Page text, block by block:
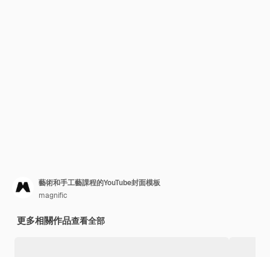
藝術和手工藝課程的YouTube封面模板
magnific
更多相關作品查看全部